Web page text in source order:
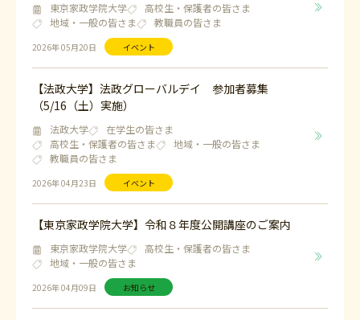
2026年 05月20日 イベント
東京家政学院大学
高校生・保護者の皆さま
地域・一般の皆さま
教職員の皆さま
2026年 04月23日 イベント
【法政大学】法政グローバルデイ 参加者募集
（5/16（土）実施）
法政大学
在学生の皆さま
高校生・保護者の皆さま
地域・一般の皆さま
教職員の皆さま
2026年 04月09日 お知らせ
【東京家政学院大学】令和８年度公開講座のご案内
東京家政学院大学
高校生・保護者の皆さま
地域・一般の皆さま